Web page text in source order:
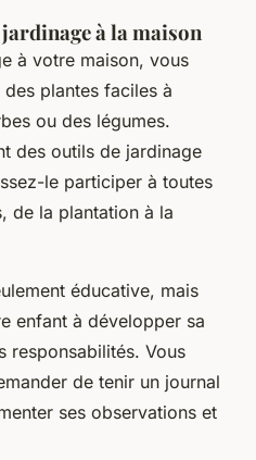
à la maison
à votre maison, vous
plantes faciles à
ou des légumes.
des outils de jardinage
le participer à toutes
de la plantation à la
éducative, mais
enfant à développer sa
responsabilités. Vous
de tenir un journal
ses observations et